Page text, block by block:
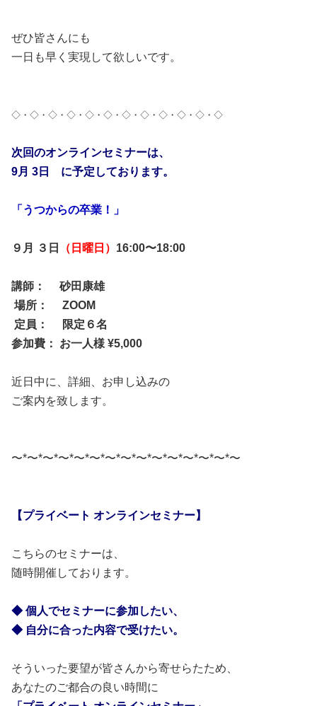
ぜひ皆さんにも
一日も早く実現して欲しいです。
◇・◇・◇・◇・◇・◇・◇・◇・◇・◇・◇・◇
次回のオンラインセミナーは、
9月 3日 に予定しております。
「うつからの卒業！」
９月 ３日 （日曜日） 16:00〜18:00
講師： 砂田康雄
場所： ZOOM
定員： 限定６名
参加費： お一人様 ¥5,000
近日中に、詳細、お申し込みの
ご案内を致します。
〜*〜*〜*〜*〜*〜*〜*〜*〜*〜*〜*〜*〜*〜*〜
【プライベート オンラインセミナー】
こちらのセミナーは、
随時開催しております。
◆ 個人でセミナーに参加したい、
◆ 自分に合った内容で受けたい。
そういった要望が皆さんから寄せらたため、
あなたのご都合の良い時間に